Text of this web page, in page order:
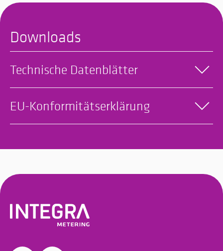
Downloads
Technische Datenblätter
EU-Konformitätserklärung